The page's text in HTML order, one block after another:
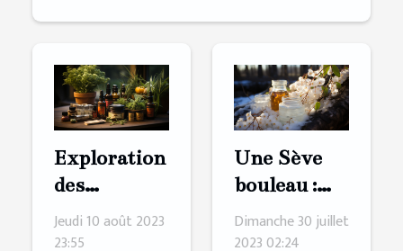
Exploration
des
bienfaits de
l'huile de
Jeudi 10 août 2023
23:55
Une Sève
bouleau :
quelques
bienfaits de
Dimanche 30 juillet
2023 02:24